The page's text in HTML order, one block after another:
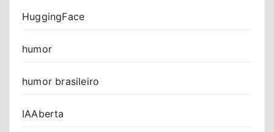
HuggingFace
humor
humor brasileiro
IAAberta